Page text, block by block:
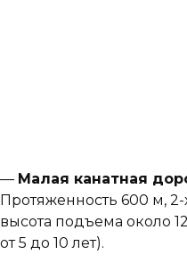
— Малая канатная
Протяженность 600 м,
высота подъема около
от 5 до 10 лет).